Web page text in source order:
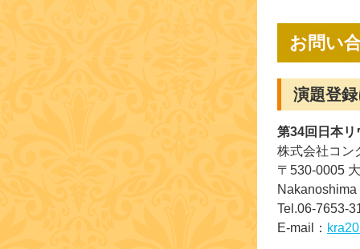
お問い
演題登
第34回日本リ
株式会社コン
〒530-0005
Tel.06-7653-
E-mail：